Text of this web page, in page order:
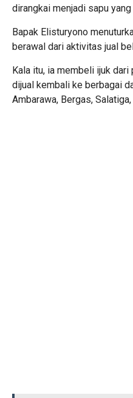
dirangkai menjadi sapu yang
Bapak Elisturyono
berawal dari aktivitas jual
Kala itu, ia membeli ijuk
dijual kembali ke berbagai
Ambarawa, Bergas,